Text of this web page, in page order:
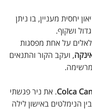
יחסית מעניין, בו ניתן
ושקוף.
שהוקרבה לאלים על אחת מפסגות
, ועקב הקור והתנאים
. את ניר פגשתי
הנימלטים באישון לילה